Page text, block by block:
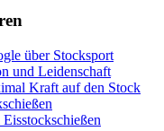
über Stocksport
und Leidenschaft
Kraft auf den Stock